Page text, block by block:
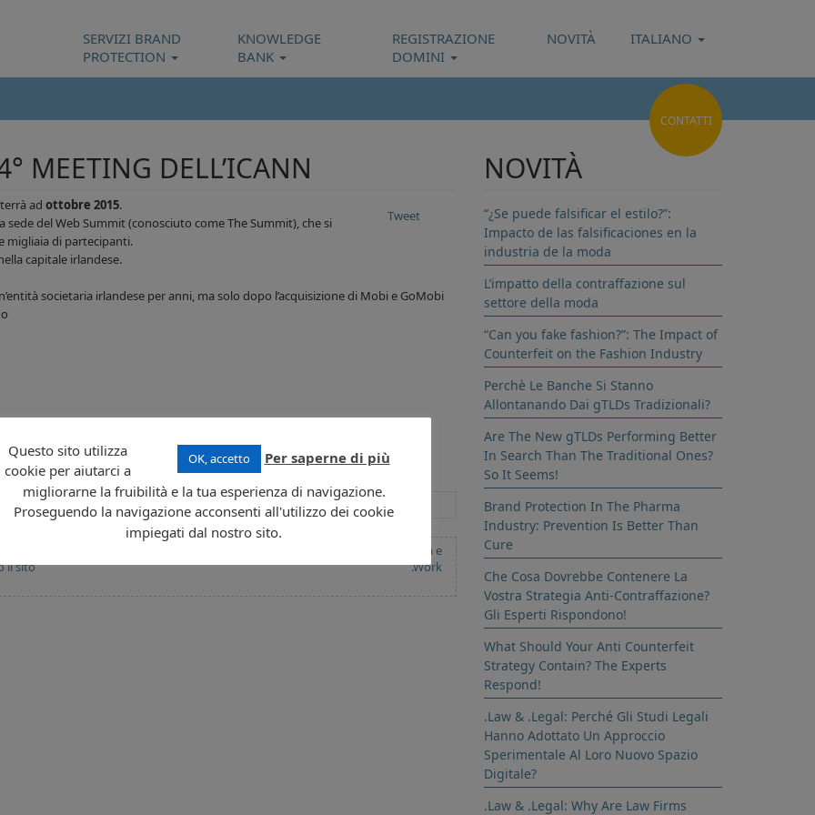
SERVIZI BRAND
PROTECTION
KNOWLEDGE
BANK
REGISTRAZIONE
DOMINI
NOVITÀ ITALIANO
MEETING DELL’ICANN
Tweet
ad ottobre 2015.
sede del Web Summit (conosciuto come The Summit), che si
migliaia di partecipanti.
capitale irlandese.
societaria irlandese per anni, ma solo dopo l’acquisizione di Mobi e GoMobi
il
Centro Congressi di Dublino.
.
il sito
SUCCESSIVO:
Annunciate tre nuove estensioni di dominio : .Budapest, .Casa e
.Work
CONTATTI
NOVITÀ
“¿Se puede falsificar el estilo?”:
Impacto de las falsificaciones en la
industria de la moda
L’impatto della contraffazione sul
settore della moda
“Can you fake fashion?”: The Impact of
Counterfeit on the Fashion Industry
Perchè Le Banche Si Stanno
Allontanando Dai gTLDs Tradizionali?
Are The New gTLDs Performing Better
In Search Than The Traditional Ones?
So It Seems!
Brand Protection In The Pharma
Industry: Prevention Is Better Than
Cure
Che Cosa Dovrebbe Contenere La
Vostra Strategia Anti-Contraffazione?
Gli Esperti Rispondono!
What Should Your Anti Counterfeit
Strategy Contain? The Experts
Respond!
.Law & .Legal: Perché Gli Studi Legali
Hanno Adottato Un Approccio
Sperimentale Al Loro Nuovo Spazio
Digitale?
.Law & .Legal: Why Are Law Firms
OK, accetto Per saperne di più
Questo sito utilizza
cookie per aiutarci a
migliorarne la fruibilità e la tua esperienza di navigazione.
Proseguendo la navigazione acconsenti all'utilizzo dei cookie
impiegati dal nostro sito.